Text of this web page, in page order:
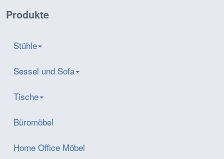
Produkte
Stühle
Sessel und Sofa
Tische
Büromöbel
Home Office Möbel